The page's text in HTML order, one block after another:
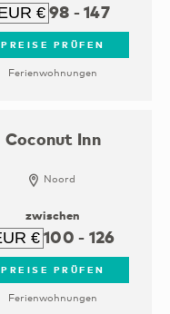
98 -147
PREISE PRÜFEN
Ferienwohnungen
Coconut Inn
Noord
zwischen
100 - 126
PREISE PRÜFEN
Ferienwohnungen